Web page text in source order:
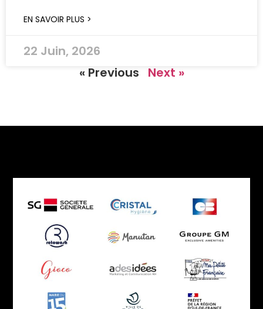
EN SAVOIR PLUS >
22 Juin, 2026
« Previous
Next »